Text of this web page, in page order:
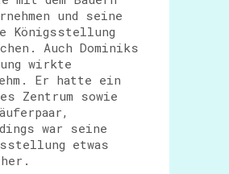
und seine
Königsstellung
Auch Dominiks
wirkte
Er hatte ein
Zentrum sowie
war seine
etwas